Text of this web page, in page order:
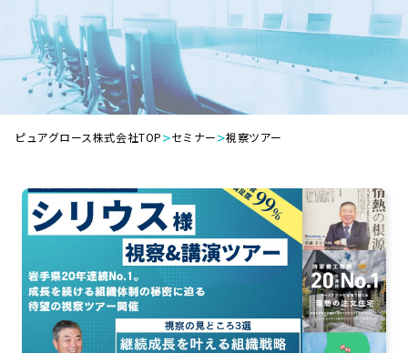
成功報酬型コストダウン
成長ビルダー視察会・勉強会
土地・顧客管理システム
事例
プロジェクト事例
お役立ち情報
資料ダウンロード
セミナー
コラム
メンバー紹介
ピュアグロース株式会社TOP>セミナー>視察ツアー